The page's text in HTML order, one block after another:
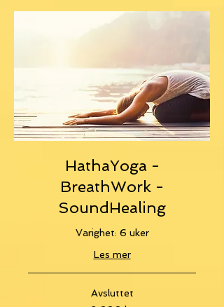
HathaYoga -
BreathWork -
SoundHealing
Varighet: 6 uker
Les mer
Avsluttet